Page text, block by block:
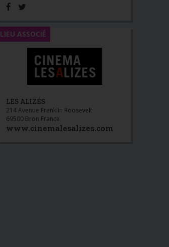
LES ALIZÉS
214 Avenue Franklin Roosevelt
69500 Bron France
www.cinemalesalizes.com
LIEU ASSOCIÉ